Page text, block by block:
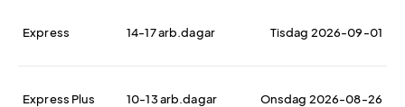
Express 14-17 arb.dagar Tisdag 2026-09-01
Express Plus 10-13 arb.dagar Onsdag 2026-08-26